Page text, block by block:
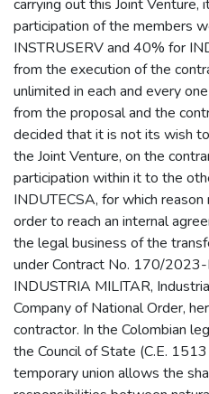
carrying out this Joint
participation of the members
INSTRUSERV and 40% for
from the execution of the
unlimited in each and every
from the proposal and the
decided that it is not its wish
the Joint Venture, on the
participation within it to the
INDUTECSA, for which
order to reach an internal
the legal business of the
under Contract No. 170/
INDUSTRIA MILITAR,
Company of National Order,
contractor. In the Colombian
the Council of State (C.E.
temporary union allows the